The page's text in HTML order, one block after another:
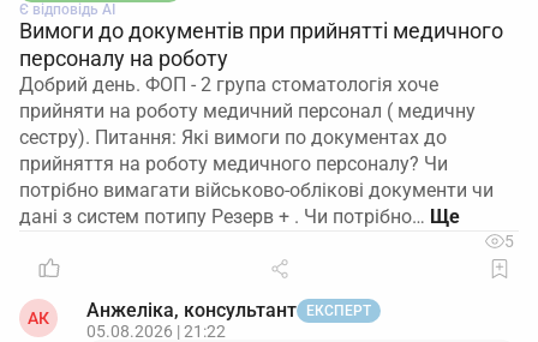
Є відповідь АІ
Вимоги до документів при прийнятті медичного
персоналу на роботу
Добрий день. ФОП - 2 група стоматологія хоче
прийняти на роботу медичний персонал ( медичну
сестру). Питання: Які вимоги по документах до
прийняття на роботу медичного персоналу? Чи
потрібно вимагати військово-облікові документи чи
дані з систем потипу Резерв + . Чи потрібно…
5
АК Анжеліка, консультант ЕКСПЕРТ
05.08.2026 | 21:22